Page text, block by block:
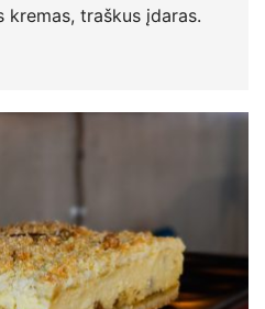
traškus įdaras.